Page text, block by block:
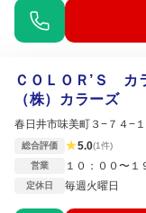
ＣＯＬＯＲ’Ｓ
（株）カラーズ
春日井市味美町３−７４−１
総合評価 ★5.0(1件)
営業
１０：００〜１
定休日 毎週火曜日